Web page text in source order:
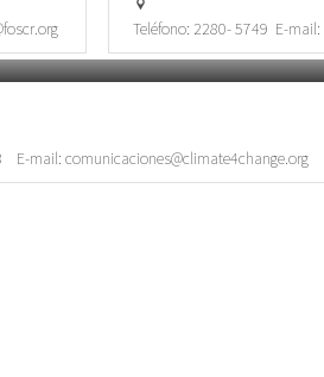
Teléfono: 2280- 5749 E-mail:
E-mail: comunicaciones@climate4change.org